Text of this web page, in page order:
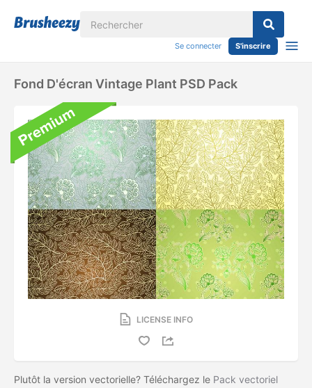
Se connecter S'inscrire
Fond D'écran Vintage Plant PSD Pack
LICENSE INFO
Plutôt la version vectorielle? Téléchargez le Pack vectoriel